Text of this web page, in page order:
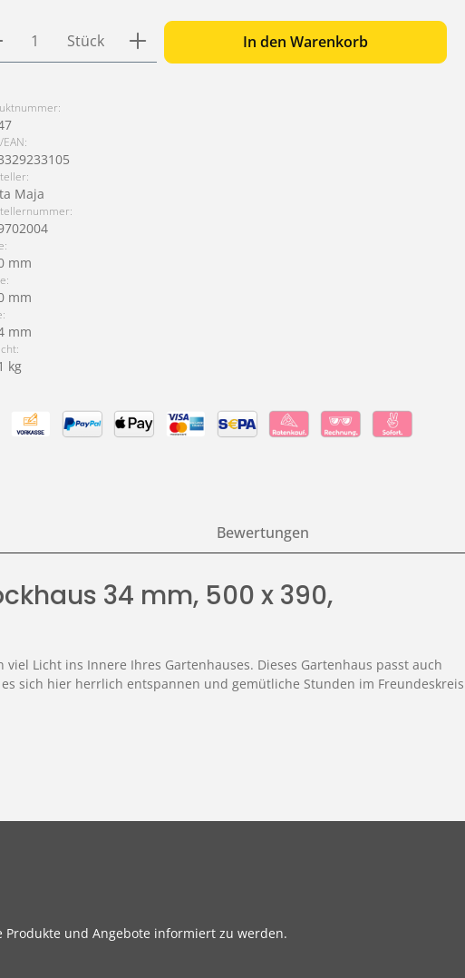
Anzahl: Gib den gewünschten Wert
Stück In den Warenkorb
EAN:
Maja
mm
mm
mm
kg
Bewertungen
34 mm, 500 x 390,
Licht ins Innere Ihres Gartenhauses. Dieses Gartenhaus passt auch
sich hier herrlich entspannen und gemütliche Stunden im Freundeskreis
und Angebote informiert zu werden.